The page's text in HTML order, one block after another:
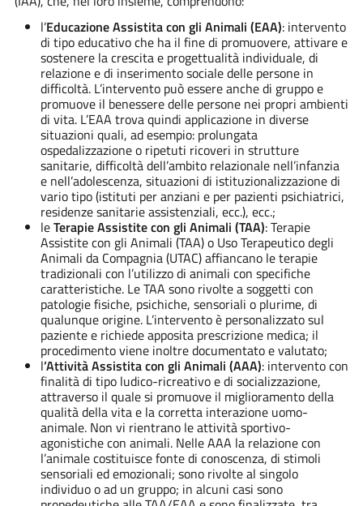
l’Educazione Assistita con gli Animali (EAA): intervento
di tipo educativo che ha il fine di promuovere, attivare e
sostenere la crescita e progettualità individuale, di
relazione e di inserimento sociale delle persone in
difficoltà. L’intervento può essere anche di gruppo e
promuove il benessere delle persone nei propri ambienti
di vita. L’EAA trova quindi applicazione in diverse
situazioni quali, ad esempio: prolungata
ospedalizzazione o ripetuti ricoveri in strutture
sanitarie, difficoltà dell’ambito relazionale nell’infanzia
e nell’adolescenza, situazioni di istituzionalizzazione di
vario tipo (istituti per anziani e per pazienti psichiatrici,
residenze sanitarie assistenziali, ecc.), ecc.;
leTerapie Assistite con gli Animali (TAA): Terapie
Assistite con gli Animali (TAA) o Uso Terapeutico degli
Animali da Compagnia (UTAC) affiancano le terapie
tradizionali con l’utilizzo di animali con specifiche
caratteristiche. Le TAA sono rivolte a soggetti con
patologie fisiche, psichiche, sensoriali o plurime, di
qualunque origine. L’intervento è personalizzato sul
paziente e richiede apposita prescrizione medica; il
procedimento viene inoltre documentato e valutato;
l’Attività Assistita con gli Animali (AAA): intervento con
finalità di tipo ludico-ricreativo e di socializzazione,
attraverso il quale si promuove il miglioramento della
qualità della vita e la corretta interazione uomo-
animale. Non vi rientrano le attività sportivo-
agonistiche con animali. Nelle AAA la relazione con
l’animale costituisce fonte di conoscenza, di stimoli
sensoriali ed emozionali; sono rivolte al singolo
individuo o ad un gruppo; in alcuni casi sono